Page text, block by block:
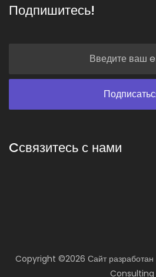
Подпишитесь!
Cсвязитесь с нами
Copyright ©2026 Сайт разработан
Consulting